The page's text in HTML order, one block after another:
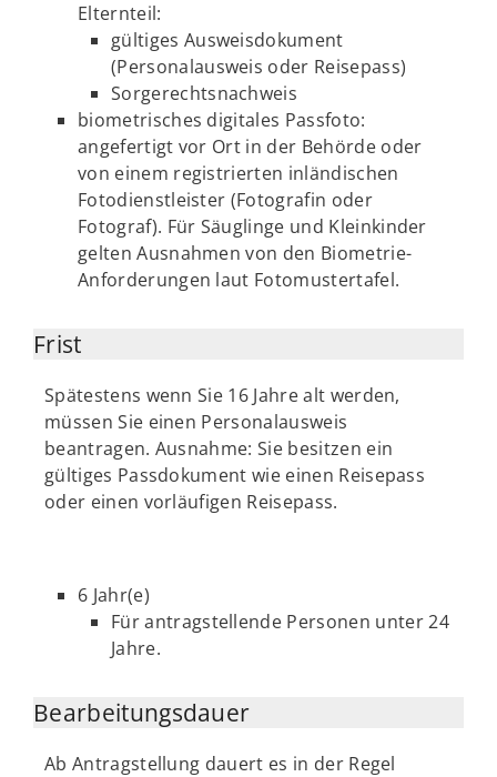
Elternteil:
gültiges Ausweisdokument
(Personalausweis oder Reisepass)
Sorgerechtsnachweis
biometrisches digitales Passfoto:
angefertigt vor Ort in der Behörde oder
von einem registrierten inländischen
Fotodienstleister (Fotografin oder
Fotograf). Für Säuglinge und Kleinkinder
gelten Ausnahmen von den Biometrie-
Anforderungen laut Fotomustertafel.
Frist
Spätestens wenn Sie 16 Jahre alt werden,
müssen Sie einen Personalausweis
beantragen. Ausnahme: Sie besitzen ein
gültiges Passdokument wie einen Reisepass
oder einen vorläufigen Reisepass.
6 Jahr(e)
Für antragstellende Personen unter 24
Jahre.
Bearbeitungsdauer
Ab Antragstellung dauert es in der Regel